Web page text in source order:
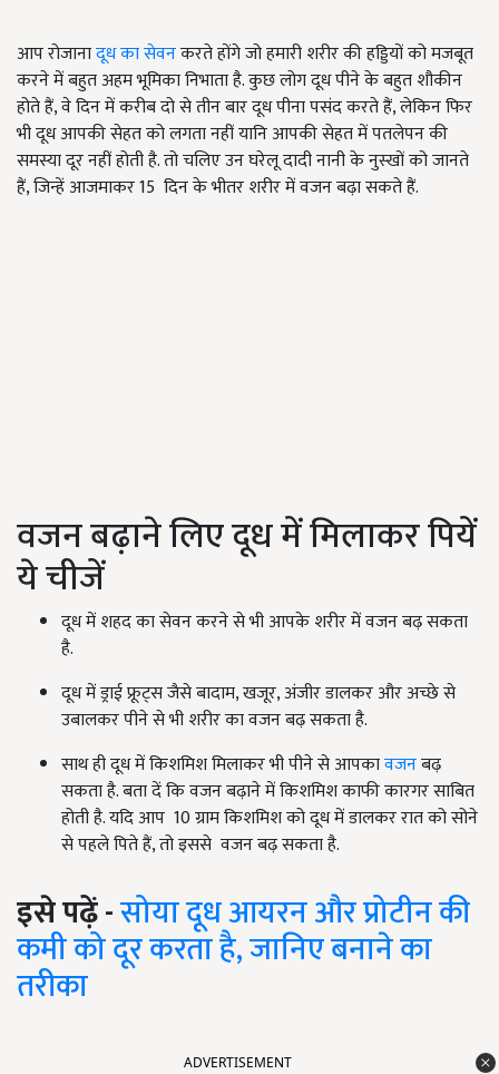
आप रोजानादूध का सेवनकरते होंगे जो हमारी शरीर की हड्डियों को मजबूत
करने में बहुत अहम भूमिका निभाता है. कुछ लोग दूध पीने के बहुत शौकीन
होते हैं, वे दिन में करीब दो से तीन बार दूध पीना पसंद करते हैं, लेकिन फिर
भी दूध आपकी सेहत को लगता नहीं यानि आपकी सेहत में पतलेपन की
समस्या दूर नहीं होती है. तो चलिए उन घरेलू दादी नानी के नुस्खों को जानते
हैं, जिन्हें आजमाकर 15 दिन के भीतर शरीर में वजन बढ़ा सकते हैं.
वजन बढ़ाने लिए दूध में मिलाकर पियें
ये चीजें
दूध में शहद का सेवन करने से भी आपके शरीर में वजन बढ़ सकता
है.
दूध में ड्राई फ्रूट्स जैसे बादाम, खजूर, अंजीर डालकर और अच्छे से
उबालकर पीने से भी शरीर का वजन बढ़ सकता है.
साथ ही दूध में किशमिश मिलाकर भी पीने से आपकावजनबढ़
सकता है. बता दें कि वजन बढ़ाने में किशमिश काफी कारगर साबित
होती है. यदि आप 10 ग्राम किशमिश को दूध में डालकर रात को सोने
से पहले पिते हैं, तो इससे वजन बढ़ सकता है.
इसे पढ़ें -सोया दूध आयरन और प्रोटीन की
कमी को दूर करता है, जानिए बनाने का
तरीका
ADVERTISEMENT